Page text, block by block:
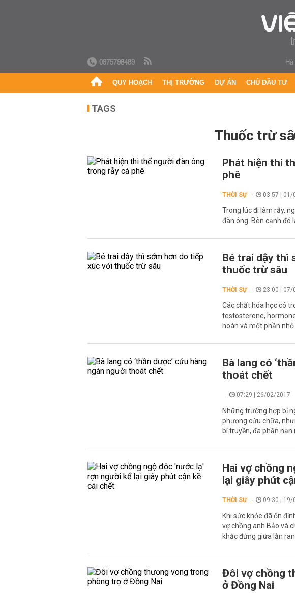
0975798489
QUY HOẠCH THỊ TRƯỜNG DỰ ÁN CHỦ ĐẦU TƯ
TAGS
thuốc trừ
Phát hiện thi
phê
THỜI SỰ 03:57 | 01/
Trong lúc đi làm rẫy,
đàn ông. Bên cạnh đó
Bé trai dậy thì
thuốc trừ sâu
THỜI SỰ 23:00 | 07/
Các chất hóa học có
testosterone,
hoàn và một phần
Bà lang có
thoát chết
07:29 | 26/02/2017
Những trường hợp bị
phương cứu chữa,
bí truyền, đa phần nạn
Hai vợ chồng
lại giây phút
THỜI SỰ 09:30 | 19/
Khi sức khỏe đã ổn
vợ chồng anh Bảo và
khắc đứng giữa lằn
Đôi vợ chồng
ở Đồng Nai